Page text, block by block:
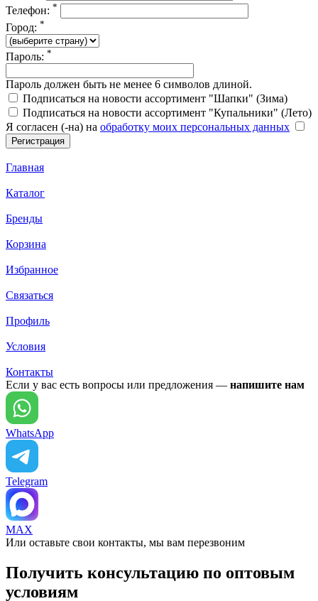
Телефон: *
Город: *
Пароль: *
Пароль должен быть не менее 6 символов длиной.
Подписаться на новости ассортимент "Шапки" (Зима)
Подписаться на новости ассортимент "Купальники" (Лето)
Я согласен (-на) на обработку моих персональных данных
Главная
Каталог
Бренды
Корзина
Избранное
Связаться
Профиль
Условия
Контакты
Если у вас есть вопросы или предложения — напишите нам
WhatsApp
Telegram
MAX
Или оставьте свои контакты, мы вам перезвоним
Получить консультацию по оптовым
условиям